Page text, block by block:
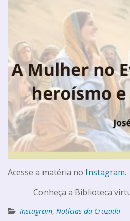
Acesse a matéria no Instagram.
Conheça a Biblioteca
Instagram, Notícias da Cruzada